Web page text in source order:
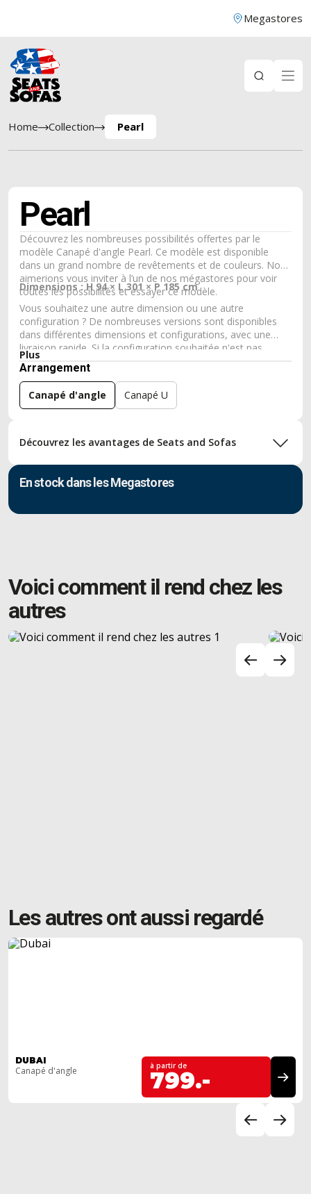
Megastores
Home Collection Pearl
Pearl
Découvrez les nombreuses possibilités offertes par le
modèle Canapé d'angle Pearl. Ce modèle est disponible
dans un grand nombre de revêtements et de couleurs. Nous
aimerions vous inviter à l’un de nos mégastores pour voir
toutes les possibilités et essayer ce modèle.
Dimensions : H 94 × L 301 × P 185 cm
Vous souhaitez une autre dimension ou une autre
configuration ? De nombreuses versions sont disponibles
dans différentes dimensions et configurations, avec une
livraison rapide. Si la configuration souhaitée n'est pas
disponible, nous fabriquons également votre canapé
entièrement sur mesure. Vous obtenez ainsi un canapé
parfaitement adapté à votre intérieur, à vos envies et à
votre confort.
Plus
Arrangement
Canapé d'angle Canapé U
Découvrez les avantages de Seats and Sofas
En stock dans les Megastores
Voici comment il rend chez les
autres
Les autres ont aussi regardé
DUBAI
Canapé d'angle à partir de
799.-